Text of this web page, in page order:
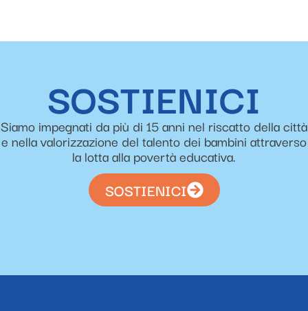
SOSTIENICI
Siamo impegnati da più di 15 anni nel riscatto della città
e nella valorizzazione del talento dei bambini attraverso
la lotta alla povertà educativa.
SOSTIENICI